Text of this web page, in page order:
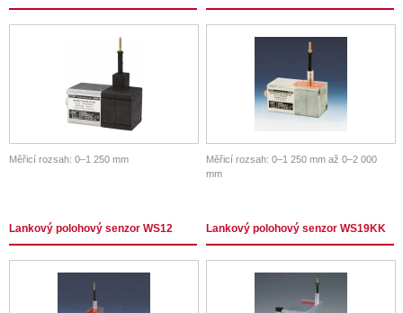
Měřicí rozsah: 0–1 250 mm
Měřicí rozsah: 0–1 250 mm až 0–2 000
mm
Lankový polohový senzor WS12 Lankový polohový senzor WS19KK